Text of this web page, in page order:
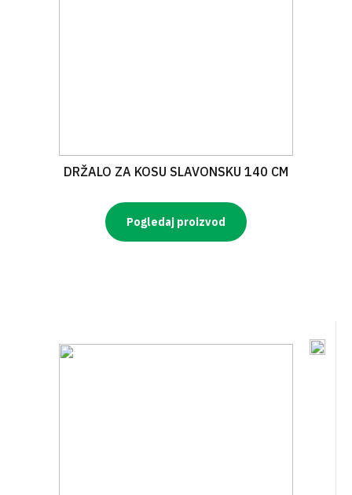
DRŽALO ZA KOSU SLAVONSKU 140 CM
Pogledaj proizvod